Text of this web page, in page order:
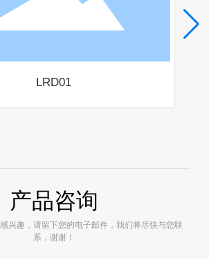
LRD01
产品咨询
兴趣，请留下您的电子邮件，我们将尽快与您联
系，谢谢！